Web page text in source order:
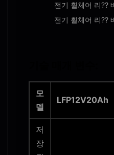
전기 휠체어 리??
전기 휠체어 리??
모
델
LFP12V20Ah
저
장